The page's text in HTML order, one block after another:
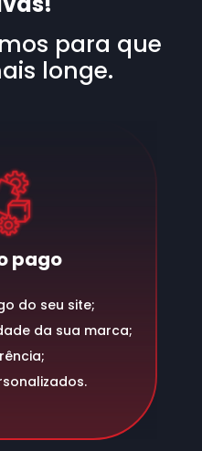
para que
longe.
pago
do seu site;
da sua marca;